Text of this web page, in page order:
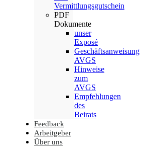
Vermittlungsgutschein
PDF
Dokumente
unser
Exposé
Geschäftsanweisung
AVGS
Hinweise
zum
AVGS
Empfehlungen
des
Beirats
Feedback
Arbeitgeber
Über uns